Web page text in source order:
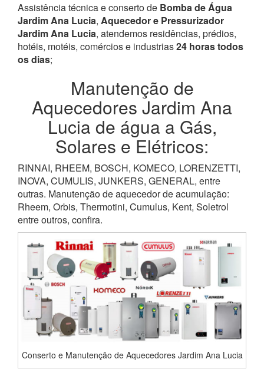
Assistência técnica e conserto de Bomba de Água
Jardim Ana Lucia, Aquecedor e Pressurizador
Jardim Ana Lucia, atendemos residências, prédios,
hotéis, motéis, comércios e industrias24 horas todos
os dias;
Manutenção de
Aquecedores Jardim Ana
Lucia de água a Gás,
Solares e Elétricos:
RINNAI, RHEEM, BOSCH, KOMECO, LORENZETTI,
INOVA, CUMULIS, JUNKERS, GENERAL, entre
outras. Manutenção de aquecedor de acumulação:
Rheem, Orbis, Thermotini, Cumulus, Kent, Soletrol
entre outros, confira.
Conserto e Manutenção de Aquecedores Jardim Ana Lucia